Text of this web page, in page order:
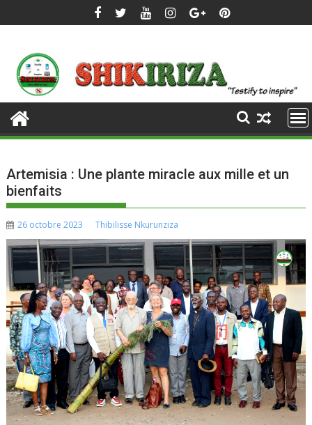
to
Artemisia : Une plante miracle aux mille et un
bienfaits
26 octobre 2023 Thibilisse Nkurunziza